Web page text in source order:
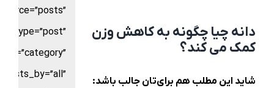
دانه چیا چگونه به کاهش وزن
کمک می کند؟
شاید این مطلب هم برای‌تان جالب باشد:
source=”posts”
posts_by=”all”